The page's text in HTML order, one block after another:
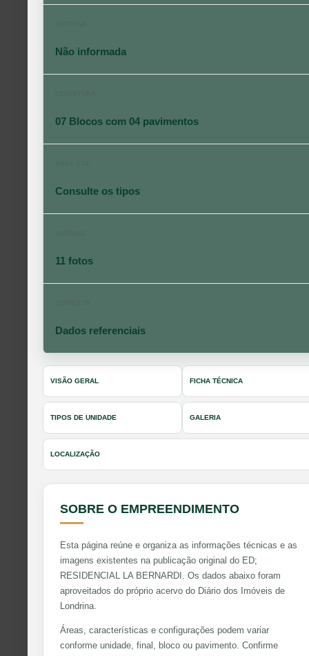
Não informada
07 Blocos com 04 pavimentos
Consulte os tipos
11 fotos
Dados referenciais
VISÃO GERAL FICHA TÉCNICA
TIPOS DE UNIDADE GALERIA
LOCALIZAÇÃO
SOBRE O EMPREENDIMENTO
Esta página reúne e organiza as informações técnicas e as
imagens existentes na publicação original do ED;
RESIDENCIAL LA BERNARDI. Os dados abaixo foram
aproveitados do próprio acervo do Diário dos Imóveis de
Londrina.
Áreas, características e configurações podem variar
conforme unidade, final, bloco ou pavimento. Confirme